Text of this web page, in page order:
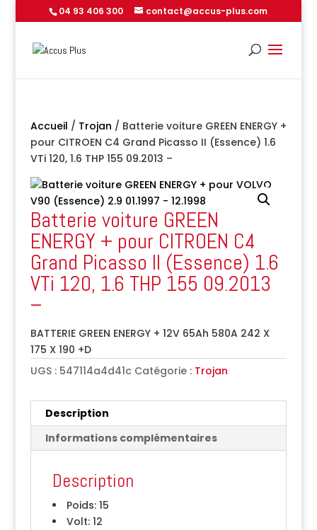
04 93 406 300 contact@accus-plus.com
Accueil / Trojan / Batterie voiture GREEN ENERGY +
pour CITROEN C4 Grand Picasso II (Essence) 1.6
VTi 120, 1.6 THP 155 09.2013 –
Batterie voiture GREEN
ENERGY + pour CITROEN C4
Grand Picasso II (Essence) 1.6
VTi 120, 1.6 THP 155 09.2013
–
BATTERIE GREEN ENERGY + 12V 65Ah 580A 242 X
175 X 190 +D
UGS : 547114a4d41c Catégorie : Trojan
Description
Informations complémentaires
Description
Poids:15
Volt:12